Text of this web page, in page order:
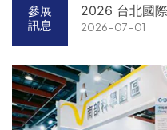
參展
訊息
2026 台北國
2026-07-01